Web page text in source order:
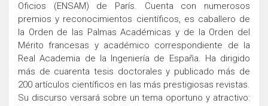
Oficios (ENSAM) de París. Cuenta con numerosos
premios y reconocimientos científicos, es caballero de
la Orden de las Palmas Académicas y de la Orden del
Mérito francesas y académico correspondiente de la
Real Academia de la Ingeniería de España. Ha dirigido
más de cuarenta tesis doctorales y publicado más de
200 artículos científicos en las más prestigiosas revistas.
Su discurso versará sobre un tema oportuno y atractivo: